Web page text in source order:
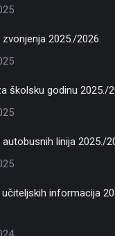
2025./2026.
školsku godinu 2025./
linija 2025./
informacija